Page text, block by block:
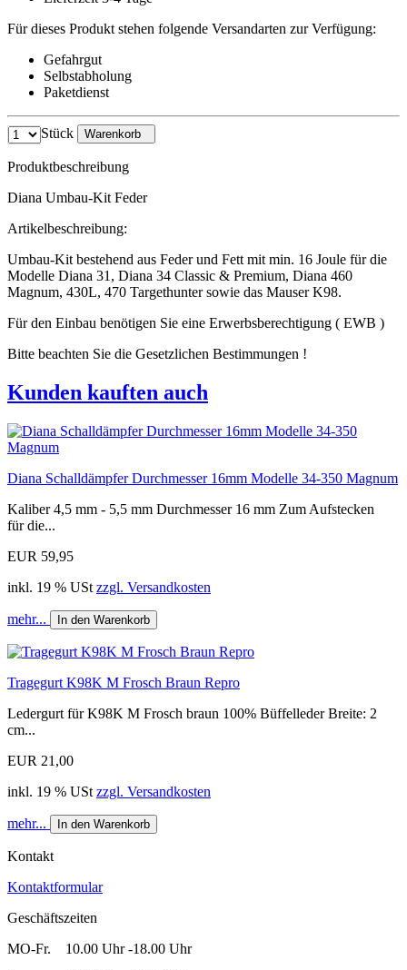
Für dieses Produkt stehen folgende Versandarten zur Verfügung:
Gefahrgut
Selbstabholung
Paketdienst
Stück Warenkorb
Produktbeschreibung
Diana Umbau-Kit Feder
Artikelbeschreibung:
Umbau-Kit bestehend aus Feder und Fett mit min. 16 Joule für die
Modelle Diana 31, Diana 34 Classic & Premium, Diana 460
Magnum, 430L, 470 Targethunter sowie das Mauser K98.
Für den Einbau benötigen Sie eine Erwerbsberechtigung ( EWB )
Bitte beachten Sie die Gesetzlichen Bestimmungen !
Kunden kauften auch
Diana Schalldämpfer Durchmesser 16mm Modelle 34-350 Magnum
Kaliber 4,5 mm - 5,5 mm Durchmesser 16 mm Zum Aufstecken
für die...
EUR 59,95
inkl. 19 % USt zzgl. Versandkosten
mehr... In den Warenkorb
Tragegurt K98K M Frosch Braun Repro
Ledergurt für K98K M Frosch braun 100% Büffelleder Breite: 2
cm...
EUR 21,00
inkl. 19 % USt zzgl. Versandkosten
mehr... In den Warenkorb
Kontakt
Kontaktformular
Geschäftszeiten
MO-Fr. 10.00 Uhr -18.00 Uhr